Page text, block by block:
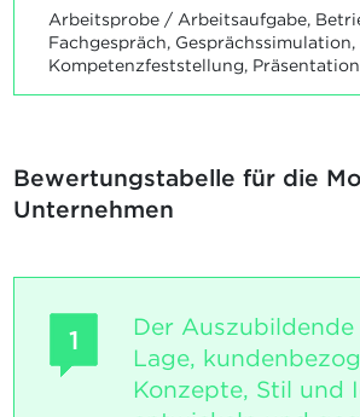
Arbeitsprobe / Arbeitsaufgabe,
Fachgespräch,
Kompetenzfeststellung, Präsentation
Bewertungstabelle für die
Unternehmen
1
Der
Lage,
Konzepte, Stil und